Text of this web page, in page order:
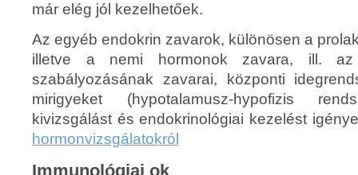
már elég jól kezelhetőek.
Az egyéb endokrin zavarok, különösen a
illetve a nemi hormonok zavara, ill. az
szabályozásának zavarai, központi
mirigyeket (hypotalamusz-hypofizis
kivizsgálást és endokrinológiai kezelést
hormonvizsgálatokról
Immunológiai ok